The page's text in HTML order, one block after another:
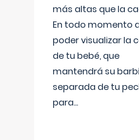
más altas que la
En todo momento
poder visualizar la
de tu bebé, que
mantendrá su
separada de tu
para...